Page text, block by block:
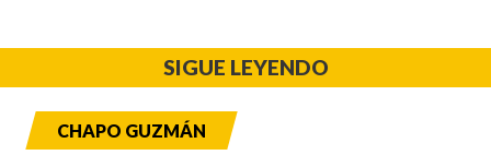
SIGUE LEYENDO
CHAPO GUZMÁN